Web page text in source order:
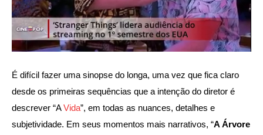
É difícil fazer uma sinopse do longa, uma vez que fica claro
desde os primeiras sequências que a intenção do diretor é
descrever “AVida”, em todas as nuances, detalhes e
subjetividade. Em seus momentos mais narrativos, “A Árvore